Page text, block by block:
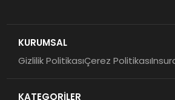
Koç Holding 2026
KURUMSAL
Gizlilik PolitikasıÇerez Politikası
KATEGORİLER